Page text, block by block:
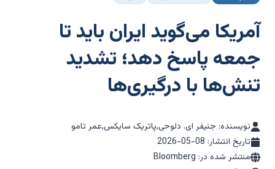
آمریکا می‌گوید ایران باید تا
جمعه پاسخ دهد؛ تشدید
تنش‌ها با درگیری‌ها
نویسنده: جنیفر ای. دلوحی,پاتریک سایکس,عمر تامو
تاریخ انتشار: 2026-05-08
منتشر شده در: Bloomberg